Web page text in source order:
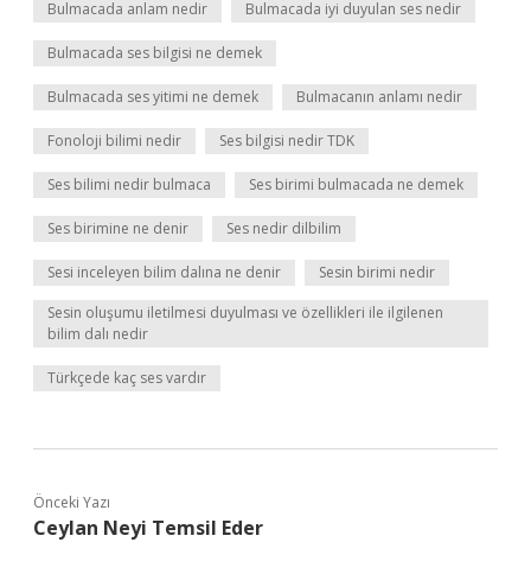
Bulmacada anlam nedir Bulmacada iyi duyulan ses nedir
Bulmacada ses bilgisi ne demek
Bulmacada ses yitimi ne demek Bulmacanın anlamı nedir
Fonoloji bilimi nedir Ses bilgisi nedir TDK
Ses bilimi nedir bulmaca Ses birimi bulmacada ne demek
Ses birimine ne denir Ses nedir dilbilim
Sesi inceleyen bilim dalına ne denir
Sesin birimi nedir
Sesin oluşumu iletilmesi duyulması ve özellikleri ile ilgilenen
bilim dalı nedir
Türkçede kaç ses vardır
Önceki Yazı
Ceylan Neyi Temsil Eder